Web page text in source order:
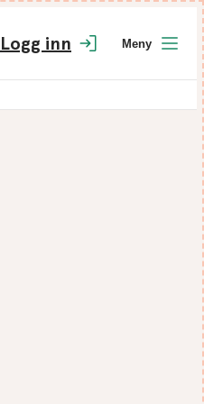
Logg inn Meny